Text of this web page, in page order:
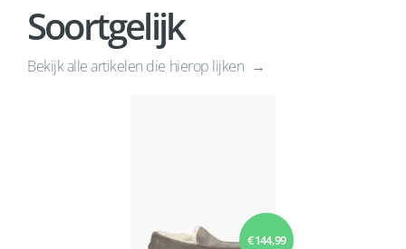
Soortgelijk
Bekijk alle artikelen die hierop lijken
€ 144,99